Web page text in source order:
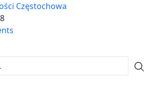
Częstochowa